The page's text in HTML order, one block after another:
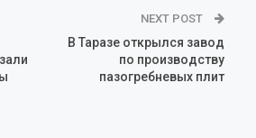
NEXT POST
В Таразе открылся завод
по производству
пазогребневых плит